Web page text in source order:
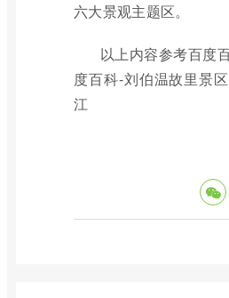
六大景观主题区。
以上内容参考百度
度百科-刘伯温故里景
江